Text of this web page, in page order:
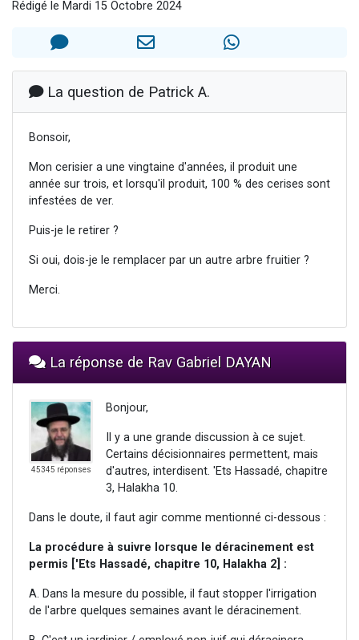
30 personnes viennent de faire un don pour Sauvez la jambe de Yohan
12 nouvelles musiques dans Torah-Box Music
29 personnes viennent de demander une bénédiction
Rédigé le Mardi 15 Octobre 2024
La question de Patrick A.
Bonsoir,
Mon cerisier a une vingtaine d'années, il produit une
année sur trois, et lorsqu'il produit, 100 % des cerises sont
infestées de ver.
Puis-je le retirer ?
Si oui, dois-je le remplacer par un autre arbre fruitier ?
Merci.
La réponse de Rav Gabriel DAYAN
45345 réponses
Bonjour,
Il y a une grande discussion à ce sujet.
Certains décisionnaires permettent, mais
d'autres, interdisent. 'Ets Hassadé, chapitre
3, Halakha 10.
Dans le doute, il faut agir comme mentionné ci-dessous :
La procédure à suivre lorsque le déracinement est
permis ['Ets Hassadé, chapitre 10, Halakha 2] :
A. Dans la mesure du possible, il faut stopper l'irrigation
de l'arbre quelques semaines avant le déracinement.